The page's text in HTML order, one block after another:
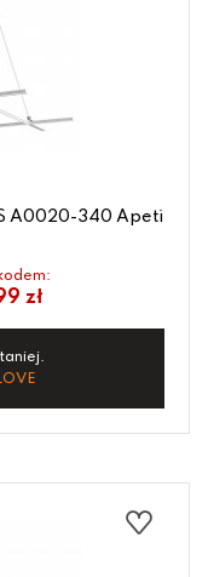
A0020-340 Apeti
zł
taniej.